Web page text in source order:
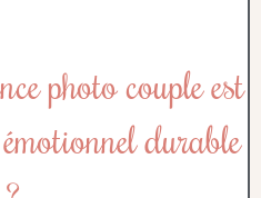
photo couple est
durable